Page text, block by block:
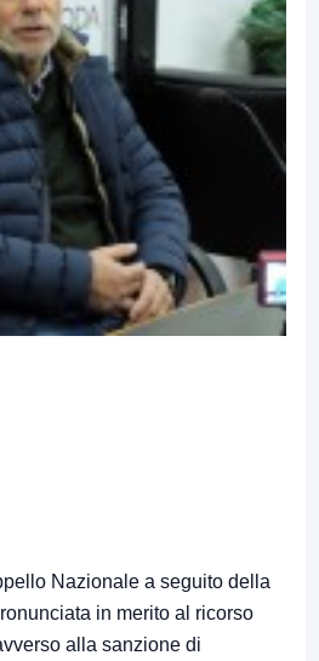
Nazionale a seguito della
in merito al ricorso
alla sanzione di